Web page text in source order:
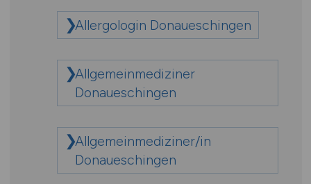
Allergologin Donaueschingen
Allgemeinmediziner
Donaueschingen
Allgemeinmediziner/in
Donaueschingen